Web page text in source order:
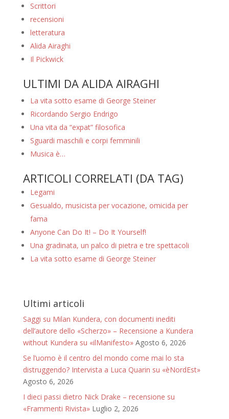
Scrittori
recensioni
letteratura
Alida Airaghi
Il Pickwick
ULTIMI DA ALIDA AIRAGHI
La vita sotto esame di George Steiner
Ricordando Sergio Endrigo
Una vita da “expat” filosofica
Sguardi maschili e corpi femminili
Musica è…
ARTICOLI CORRELATI (DA TAG)
Legami
Gesualdo, musicista per vocazione, omicida per
fama
Anyone Can Do It! – Do It Yourself!
Una gradinata, un palco di pietra e tre spettacoli
La vita sotto esame di George Steiner
Ultimi articoli
Saggi su Milan Kundera, con documenti inediti
dell’autore dello «Scherzo» – Recensione a Kundera
without Kundera su «ilManifesto» Agosto 6, 2026
Se l’uomo è il centro del mondo come mai lo sta
distruggendo? Intervista a Luca Quarin su «èNordEst»
Agosto 6, 2026
I dieci passi dietro Nick Drake – recensione su
«Frammenti Rivista» Luglio 2, 2026